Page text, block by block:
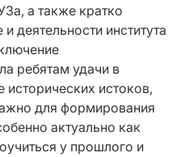
а также кратко
деятельности института
ребятам удачи в
исторических истоков,
для формирования
актуально как
у прошлого и